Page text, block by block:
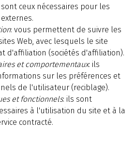
sont ceux nécessaires pour les
: vous permettent de suivre les
Web, avec lesquels le site
d'affiliation (sociétés d'affiliation).
et comportementaux: ils
sur les préférences et
de l'utilisateur (reciblage).
et fonctionnels: ils sont
à l'utilisation du site et à la
contracté.